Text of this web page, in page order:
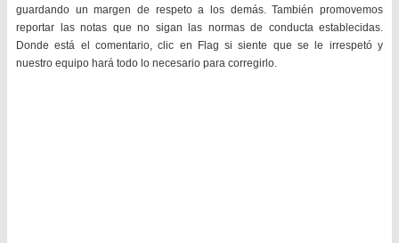
guardando un margen de respeto a los demás. También promovemos
reportar las notas que no sigan las normas de conducta establecidas.
Donde está el comentario, clic en Flag si siente que se le irrespetó y
nuestro equipo hará todo lo necesario para corregirlo.